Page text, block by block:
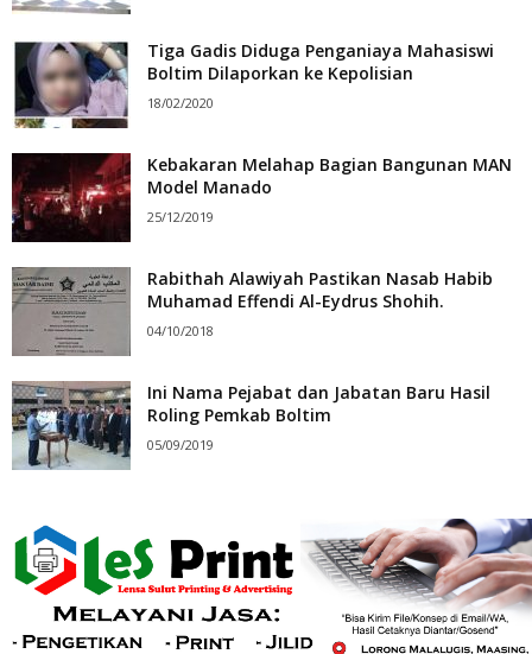
Tiga Gadis Diduga Penganiaya Mahasiswi
Boltim Dilaporkan ke Kepolisian
18/02/2020
Kebakaran Melahap Bagian Bangunan MAN
Model Manado
25/12/2019
Rabithah Alawiyah Pastikan Nasab Habib
Muhamad Effendi Al-Eydrus Shohih.
04/10/2018
Ini Nama Pejabat dan Jabatan Baru Hasil
Roling Pemkab Boltim
05/09/2019